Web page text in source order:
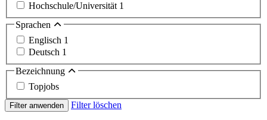
Hochschule/Universität 1
Sprachen
Englisch 1
Deutsch 1
Bezeichnung
Topjobs
Filter anwenden Filter löschen